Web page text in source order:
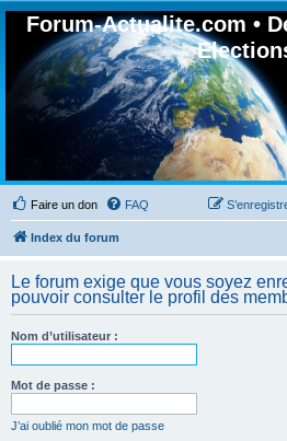
Forum-Actualite.com •
Faire un don FAQ
Index du forum
Le forum exige que vous soyez
pouvoir consulter le profil des
Nom d’utilisateur :
Mot de passe :
J’ai oublié mon mot de passe